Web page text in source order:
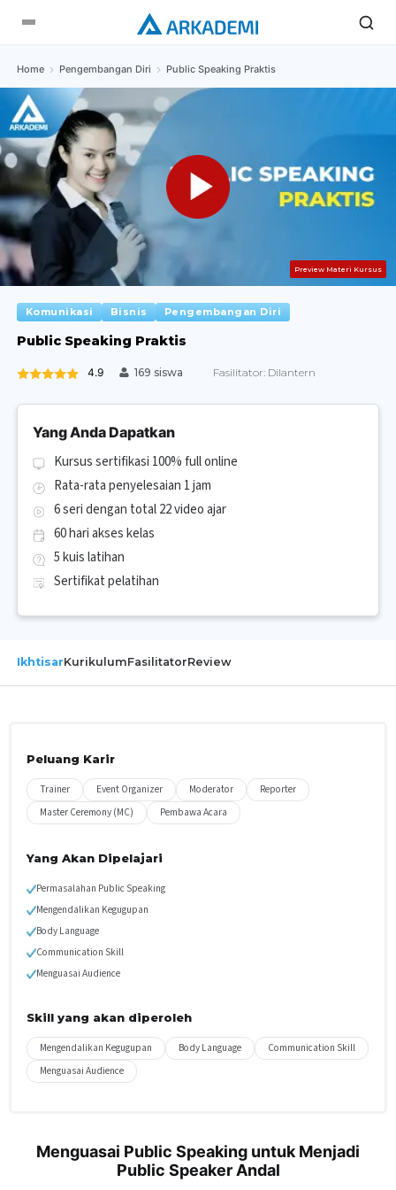
Home Pengembangan Diri Public Speaking Praktis
Preview Materi Kursus
Komunikasi Bisnis Pengembangan Diri
Public Speaking Praktis
4.9 169 siswa Fasilitator: Dilantern
Yang Anda Dapatkan
Kursus sertifikasi 100% full online
Rata-rata penyelesaian 1 jam
6 seri dengan total 22 video ajar
60 hari akses kelas
5 kuis latihan
Sertifikat pelatihan
IkhtisarKurikulumFasilitatorReview
Peluang Karir
Trainer Event Organizer Moderator
Reporter
Master Ceremony (MC)
Pembawa Acara
Yang Akan Dipelajari
Permasalahan Public Speaking
Mengendalikan Kegugupan
Body Language
Communication Skill
Menguasai Audience
Skill yang akan diperoleh
Mengendalikan Kegugupan Body Language
Communication Skill
Menguasai Audience
Menguasai Public Speaking untuk Menjadi
Public Speaker Andal